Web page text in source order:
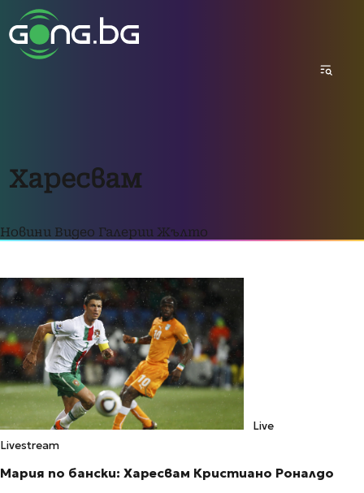
Харесвам
Новини Видео Галерии Жълто
Live
Livestream
Мария по бански: Харесвам Кристиано Роналдо